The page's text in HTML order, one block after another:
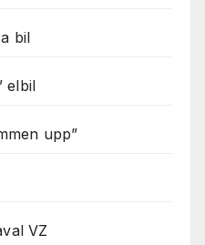
bil
elbil
upp”
VZ